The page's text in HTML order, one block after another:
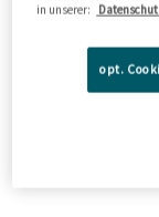
in unserer:
opt.